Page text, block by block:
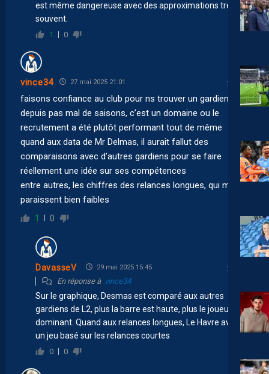
est même dangereuse avec des approximations très
souvent.
1 0
vince34 27 mai 2025 21:01
faisons confiance au club pour ns trouver un gardien !
depuis pas mal de saisons, c’est un domaine ou le
recrutement a été plutôt performant tout de même
quand aux data de Mr Delmas, il aurait fallut des
comparaisons avec d’autres gardiens pour se faire
réellement une idée sur ses compétences
entre autres, les chiffres des relances longues, qui me
paraissent bien faibles
1 0
DavasseV 29 mai 2025 15:45
En réponse à vince34
Sur le graphique, Desmas est comparé aux autres
gardiens de L2, plus la barre est haute, plus le joueur est
dominant. Quand aux relances longues, Le Havre avait
un jeu basé sur les relances courtes
0 0